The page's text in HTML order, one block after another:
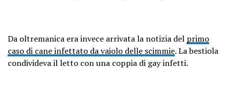
Da oltremanica era invece arrivata la notizia del primo
caso di cane infettato da vaiolo delle scimmie. La bestiola
condivideva il letto con una coppia di gay infetti.